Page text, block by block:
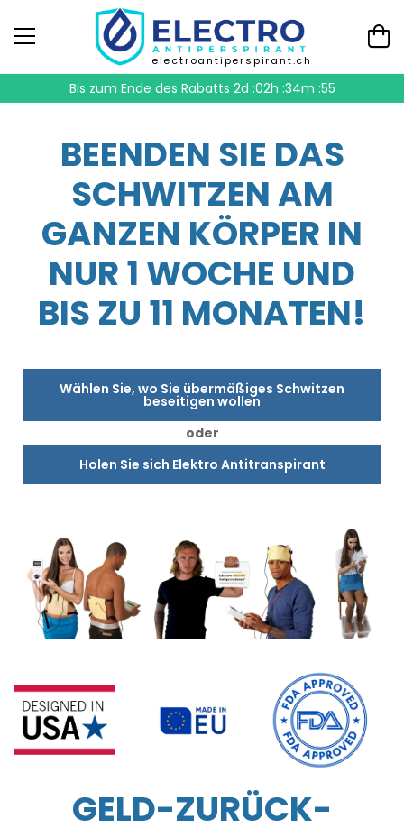
electroantiperspirant.ch
Bis zum Ende des Rabatts 2d :02h :34m :55
BEENDEN SIE DAS
SCHWITZEN AM
GANZEN KÖRPER IN
NUR 1 WOCHE UND
BIS ZU 11 MONATEN!
Wählen Sie, wo Sie übermäßiges Schwitzen
beseitigen wollen
oder
Holen Sie sich Elektro Antitranspirant
GELD-ZURÜCK-